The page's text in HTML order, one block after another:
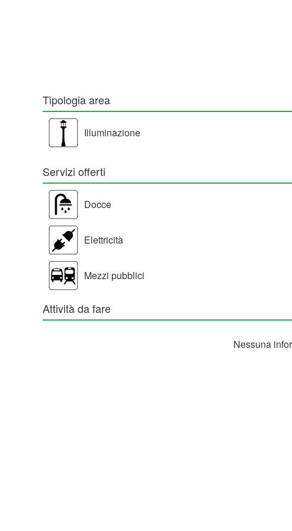
Tipologia area
Illuminazione
Servizi offerti
Docce
Elettricità
Mezzi pubblici
Attività da fare
Nessuna